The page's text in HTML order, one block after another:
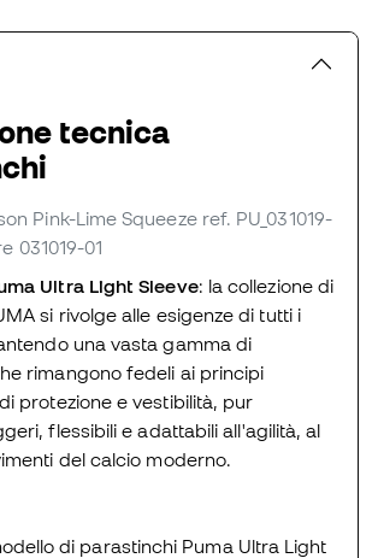
tecnica
Pink-Lime Squeeze ref. PU_031019-
031019-01
Ultra Light Sleeve: la collezione di
si rivolge alle esigenze di tutti i
una vasta gamma di
rimangono fedeli ai principi
protezione e vestibilità, pur
flessibili e adattabili all'agilità, al
del calcio moderno.
di parastinchi Puma Ultra Light